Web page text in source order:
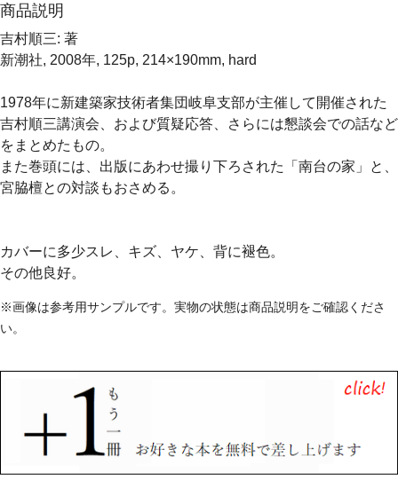
商品説明
吉村順三: 著
新潮社, 2008年, 125p, 214×190mm, hard
1978年に新建築家技術者集団岐阜支部が主催して開催された
吉村順三講演会、および質疑応答、さらには懇談会での話など
をまとめたもの。
また巻頭には、出版にあわせ撮り下ろされた「南台の家」と、
宮脇檀との対談もおさめる。
カバーに多少スレ、キズ、ヤケ、背に褪色。
その他良好。
※画像は参考用サンプルです。実物の状態は商品説明をご確認くださ
い。